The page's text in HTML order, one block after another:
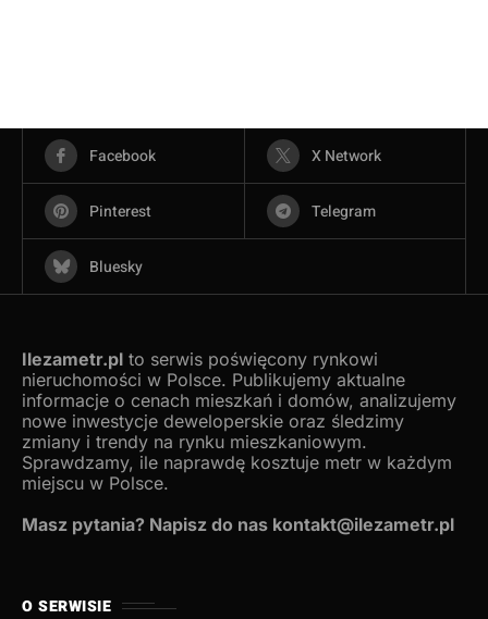
Facebook X Network
Pinterest Telegram
Bluesky
Ilezametr.pl to serwis poświęcony rynkowi
nieruchomości w Polsce. Publikujemy aktualne
informacje o cenach mieszkań i domów, analizujemy
nowe inwestycje deweloperskie oraz śledzimy
zmiany i trendy na rynku mieszkaniowym.
Sprawdzamy, ile naprawdę kosztuje metr w każdym
miejscu w Polsce.
Masz pytania? Napisz do nas kontakt@ilezametr.pl
O SERWISIE